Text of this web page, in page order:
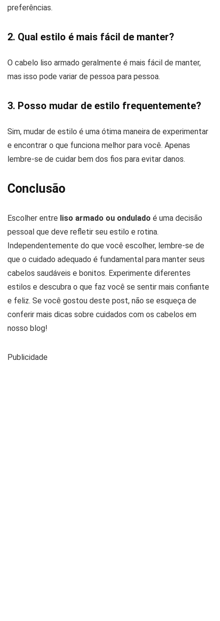
preferências.
2. Qual estilo é mais fácil de manter?
O cabelo liso armado geralmente é mais fácil de manter,
mas isso pode variar de pessoa para pessoa.
3. Posso mudar de estilo frequentemente?
Sim, mudar de estilo é uma ótima maneira de experimentar
e encontrar o que funciona melhor para você. Apenas
lembre-se de cuidar bem dos fios para evitar danos.
Conclusão
Escolher entre liso armado ou ondulado é uma decisão
pessoal que deve refletir seu estilo e rotina.
Independentemente do que você escolher, lembre-se de
que o cuidado adequado é fundamental para manter seus
cabelos saudáveis e bonitos. Experimente diferentes
estilos e descubra o que faz você se sentir mais confiante
e feliz. Se você gostou deste post, não se esqueça de
conferir mais dicas sobre cuidados com os cabelos em
nosso blog!
Publicidade